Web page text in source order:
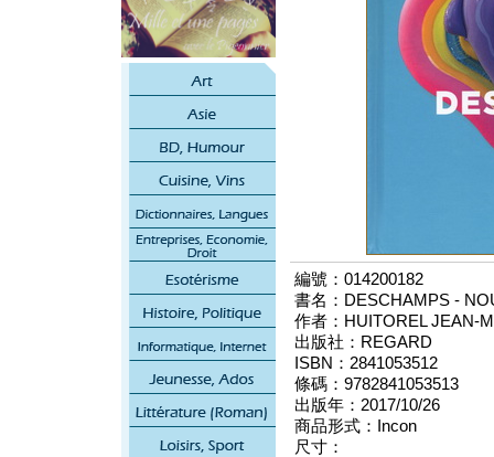
編號：014200182
書名：DESCHAMPS -
作者：HUITOREL JEAN-
出版社：REGARD
ISBN：2841053512
條碼：9782841053513
出版年：2017/10/26
商品形式：Incon
尺寸：